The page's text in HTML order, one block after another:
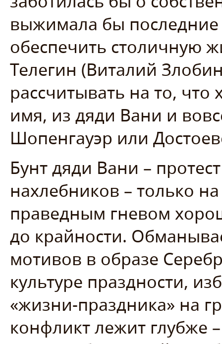
выжимала бы
обеспечить столичную
Телегин (Виталий
рассчитывать на то, что
имя, из дяди Вани и
Шопенгауэр или
Бунт дяди Вани –
нахлебников – только
праведным гневом
до крайности.
мотивов в образе
культуре праздности,
«жизни-праздника» на
конфликт лежит глубже